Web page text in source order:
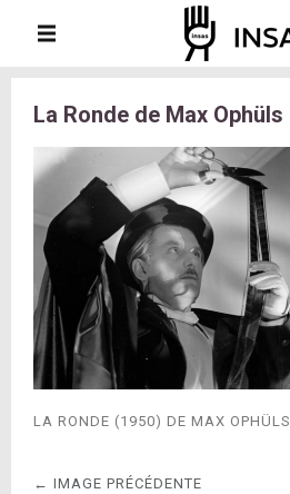
La Ronde de Max Ophüls
LA RONDE (1950) DE MAX OPHÜLS
← IMAGE PRÉCÉDENTE